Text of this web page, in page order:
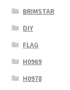
BRIMSTAR
DIY
FLAG
H0969
H0978